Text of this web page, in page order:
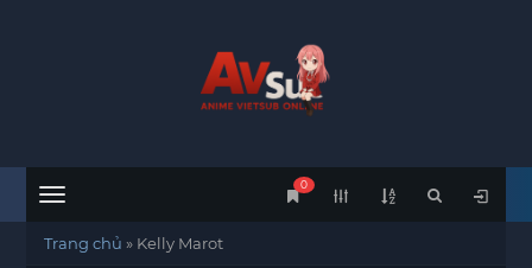
Menu
0
Trang chủ » Kelly Marot